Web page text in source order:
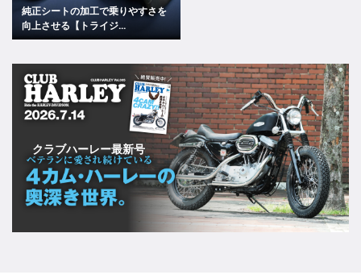
純正シートの加工で乗りやすさを
向上させる【トライジ...
クラブハーレー最新号